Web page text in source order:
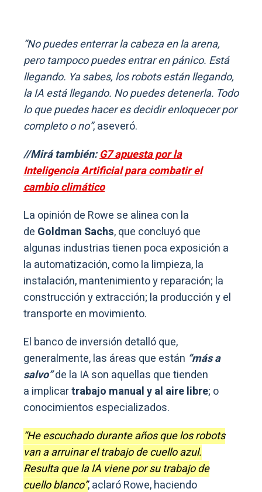
“No puedes enterrar la cabeza en la arena,
pero tampoco puedes entrar en pánico. Está
llegando. Ya sabes, los robots están llegando,
la IA está llegando. No puedes detenerla. Todo
lo que puedes hacer es decidir enloquecer por
completo o no”, aseveró.
//Mirá también:G7 apuesta por la
Inteligencia Artificial para combatir el
cambio climático
La opinión de Rowe se alinea con la
de Goldman Sachs, que concluyó que
algunas industrias tienen poca exposición a
la automatización, como la limpieza, la
instalación, mantenimiento y reparación; la
construcción y extracción; la producción y el
transporte en movimiento.
El banco de inversión detalló que,
generalmente, las áreas que están “más a
salvo”de la IA son aquellas que tienden
a implicartrabajo manual y al aire libre; o
conocimientos especializados.
“He escuchado durante años que los robots
van a arruinar el trabajo de cuello azul.
Resulta que la IA viene por su trabajo de
cuello blanco”, aclaró Rowe, haciendo